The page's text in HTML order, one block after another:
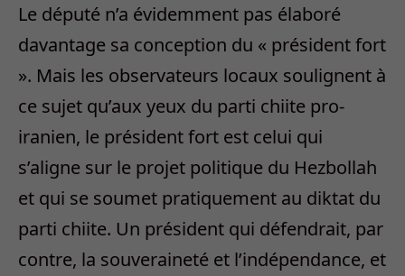
Le député n’a évidemment pas élaboré
davantage sa conception du « président fort
». Mais les observateurs locaux soulignent à
ce sujet qu’aux yeux du parti chiite pro-
iranien, le président fort est celui qui
s’aligne sur le projet politique du Hezbollah
et qui se soumet pratiquement au diktat du
parti chiite. Un président qui défendrait, par
contre, la souveraineté et l’indépendance, et